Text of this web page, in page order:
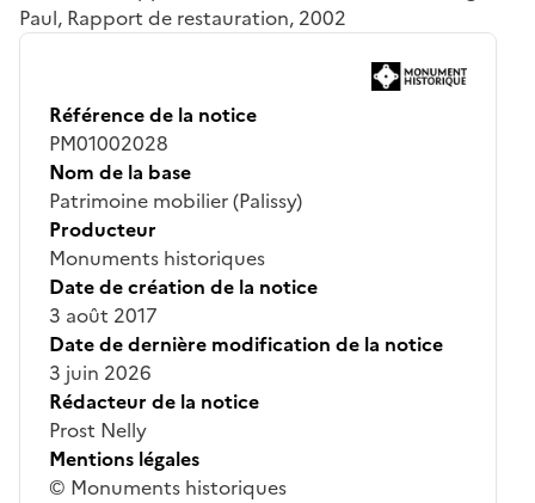
Paul, Rapport de restauration, 2002
Référence de la notice
PM01002028
Nom de la base
Patrimoine mobilier (Palissy)
Producteur
Monuments historiques
Date de création de la notice
3 août 2017
Date de dernière modification de la notice
3 juin 2026
Rédacteur de la notice
Prost Nelly
Mentions légales
© Monuments historiques